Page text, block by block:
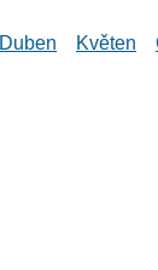
Duben Květen